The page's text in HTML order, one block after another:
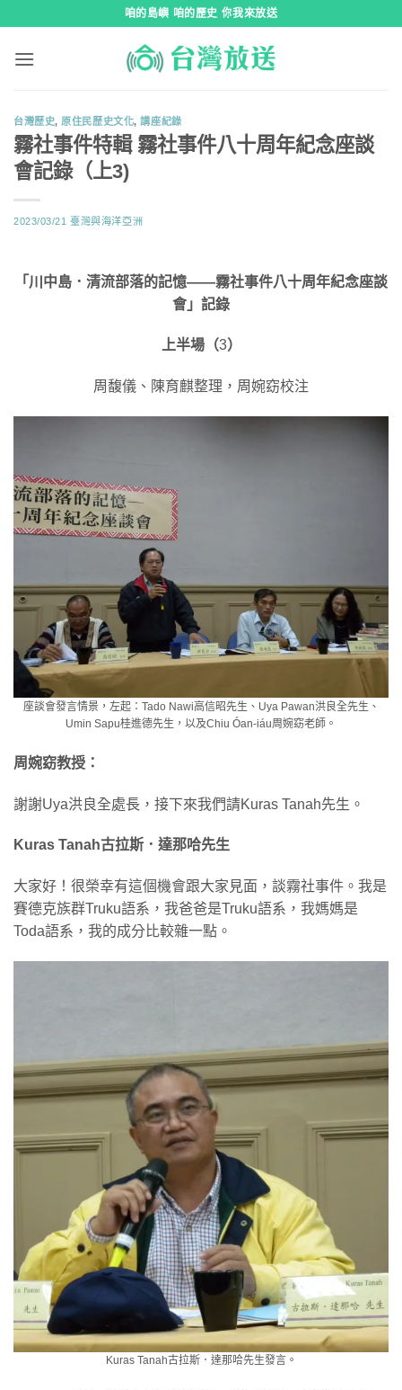
咱的島嶼 咱的歷史 你我來放送
台灣歷史, 原住民歷史文化,講座紀錄
霧社事件特輯 霧社事件八十周年紀念座談
會記錄（上3)
2023/03/21 臺灣與海洋亞洲
「川中島．清流部落的記憶——霧社事件八十周年紀念座談
會」記錄
上半場（3）
周馥儀、陳育麒整理，周婉窈校注
座談會發言情景，左起：Tado Nawi高信昭先生、Uya Pawan洪良全先生、
Umin Sapu桂進德先生，以及Chiu Óan-iáu周婉窈老師。
周婉窈教授：
謝謝Uya洪良全處長，接下來我們請Kuras Tanah先生。
Kuras Tanah古拉斯．達那哈先生
大家好！很榮幸有這個機會跟大家見面，談霧社事件。我是
賽德克族群Truku語系，我爸爸是Truku語系，我媽媽是
Toda語系，我的成分比較雜一點。
Kuras Tanah古拉斯．達那哈先生發言。